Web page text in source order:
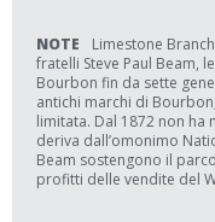
NOTE
Limestone
fratelli Steve Paul Beam,
Bourbon fin da sette
antichi marchi di
limitata. Dal 1872 non ha
deriva dall’omonimo
Beam sostengono il
profitti delle vendite del